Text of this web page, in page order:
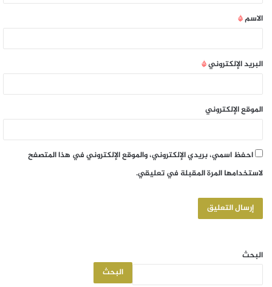
الاسم*
البريد الإلكتروني*
الموقع الإلكتروني
احفظ اسمي، بريدي الإلكتروني، والموقع الإلكتروني في هذا المتصفح
لاستخدامها المرة المقبلة في تعليقي.
البحث
البحث